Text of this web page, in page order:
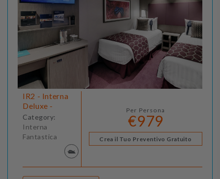
IR2 - Interna
Deluxe -
Category:
Interna
Fantastica
Per Persona
€979
Crea il Tuo Preventivo Gratuito